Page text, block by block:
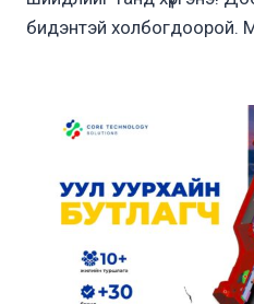
бидэнтэй холбогдоорой.